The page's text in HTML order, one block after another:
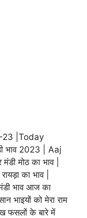
23 |Today
भाव 2023 | Aaj
मोठ का भाव |
का भाव |
भाव आज का
भाइयों को मेरा राम
फसलों के बारे में